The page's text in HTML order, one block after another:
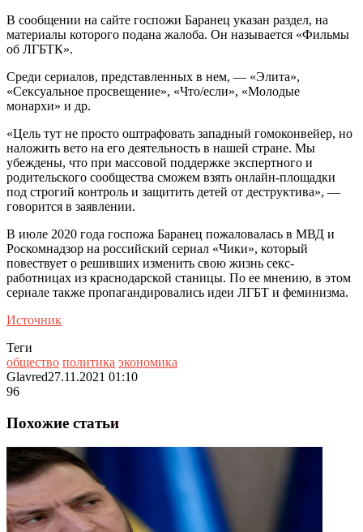
В сообщении на сайте госпожи Баранец указан раздел, на
материалы которого подана жалоба. Он называется «Фильмы
об ЛГБТК».
Среди сериалов, представленных в нем, — «Элита»,
«Сексуальное просвещение», «Что/если», «Молодые
монархи» и др.
«Цель тут не просто оштрафовать западный гомоконвейер, но
наложить вето на его деятельность в нашей стране. Мы
убеждены, что при массовой поддержке экспертного и
родительского сообщества сможем взять онлайн-площадки
под строгий контроль и защитить детей от деструктива», —
говорится в заявлении.
В июле 2020 года госпожа Баранец пожаловалась в МВД и
Роскомнадзор на российский сериал «Чики», который
повествует о решивших изменить свою жизнь секс-
работницах из краснодарской станицы. По ее мнению, в этом
сериале также пропагандировались идеи ЛГБТ и феминизма.
Источник
Теги
общество политика экономика
Glavred27.11.2021 01:10
96
Похожие статьи